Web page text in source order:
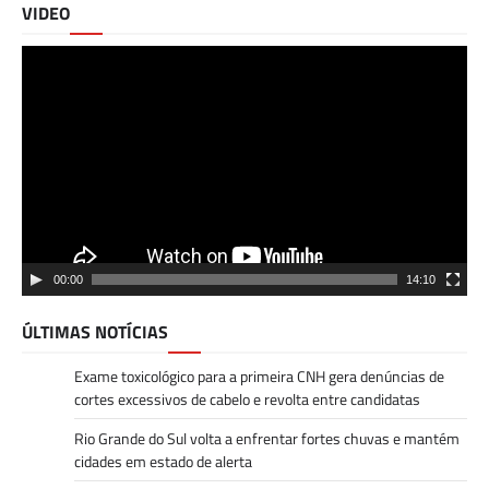
VIDEO
00:00 14:10
ÚLTIMAS NOTÍCIAS
Exame toxicológico para a primeira CNH gera denúncias de
cortes excessivos de cabelo e revolta entre candidatas
Rio Grande do Sul volta a enfrentar fortes chuvas e mantém
cidades em estado de alerta